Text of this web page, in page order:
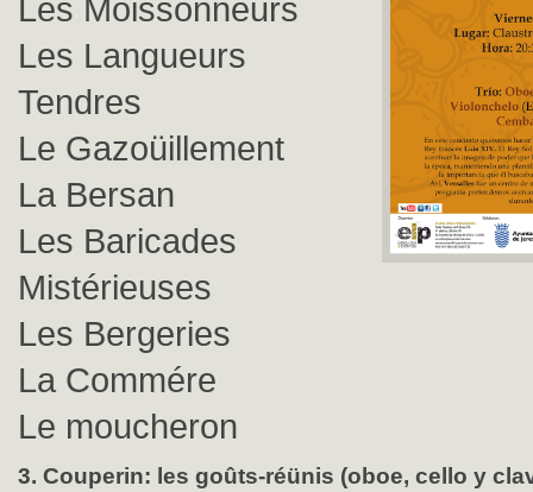
Les Moissonneurs
Les Langueurs
Tendres
Le Gazoüillement
La Bersan
Les Baricades
Mistérieuses
Les Bergeries
La Commére
Le moucheron
3. Couperin: les goûts-réünis (oboe, cello y